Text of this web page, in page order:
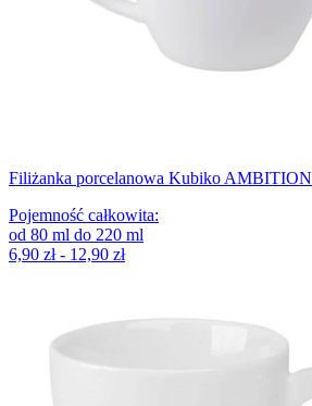
Filiżanka porcelanowa Kubiko AMBITION
Pojemność całkowita:
od 80 ml do 220 ml
6,90 zł - 12,90 zł